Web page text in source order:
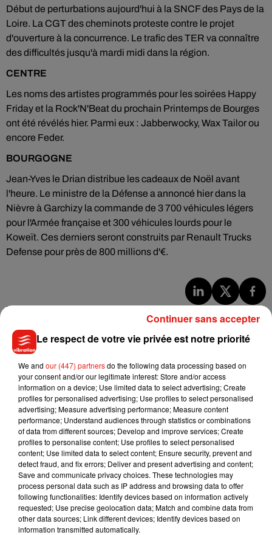
Début de perturbations aujourd'hui à la SNCF des Pays de la
Loire. La CGT des cheminots proteste contre le projet
d'ouverture à la concurrence. Le trafic des TER va connaître
des difficultés jusqu'à mardi midi dans la région.
CENTRE
Les noms des artistes programmés pour les soirées Happy
Friday et la Rock'N'Beat du prochain Printemps de Bourges
ont été révélés hier. Parmi eux : Jabberwocky, Wax Tailor ou
encore Feder.
BOURGOGNE
Jean-Yves le Drian distribue les cadeaux de Noël avant
l'heure. Le ministre de la Défense a annoncé hier dans la
Nièvre à Garchizy la commande de 3 700 véhicules légers
pour l'Armée française et 300 véhicules lourds pour le
Koweït. Ces derniers seront construits par Renault Trucks
Defense pour près de 800 millions d'€.
7 août 2026
dans son nouveau clip
7 août 2026
Madonna sort enfin le remix de « Love
Sensation » avec Kylie Minogue
Tayc et Didi B dévoilent le single le plus
dansant de l’année
Le respect de votre vie privée est notre priorité
We and our (447) partnersdo the following data processing based on
your consent and/or our legitimate interest: Store and/or access
information on a device; Use limited data to select advertising; Create
profiles for personalised advertising; Use profiles to select personalised
advertising; Measure advertising performance; Measure content
performance; Understand audiences through statistics or combinations
of data from different sources; Develop and improve services; Create
profiles to personalise content; Use profiles to select personalised
content; Use limited data to select content; Ensure security, prevent and
detect fraud, and fix errors; Deliver and present advertising and content;
Save and communicate privacy choices. These technologies may
process personal data such as IP address and browsing data to offer
following functionalities: Identify devices based on information actively
requested; Use precise geolocation data; Match and combine data from
other data sources; Link different devices; Identify devices based on
information transmitted automatically.
Continuer sans accepter